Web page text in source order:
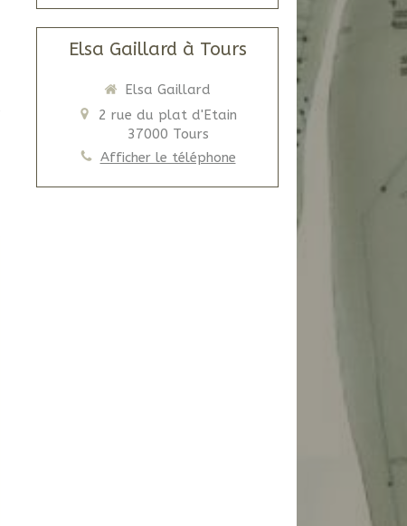
Elsa Gaillard à Tours
Elsa Gaillard
2 rue du plat d'Etain
37000 Tours
Afficher le téléphone